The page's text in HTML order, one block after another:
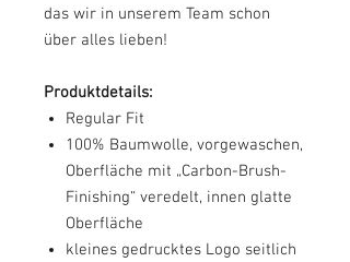
das wir in unserem Team schon
über alles lieben!
Produktdetails:
Regular Fit
100% Baumwolle, vorgewaschen,
Oberfläche mit „Carbon-Brush-
Finishing“ veredelt, innen glatte
Oberfläche
kleines gedrucktes Logo seitlich